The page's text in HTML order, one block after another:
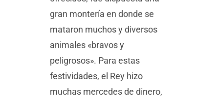
gran montería en donde se
mataron muchos y diversos
animales «bravos y
peligrosos». Para estas
festividades, el Rey hizo
muchas mercedes de dinero,